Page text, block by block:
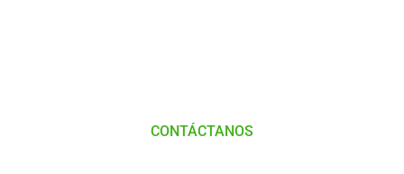
CONTÁCTANOS